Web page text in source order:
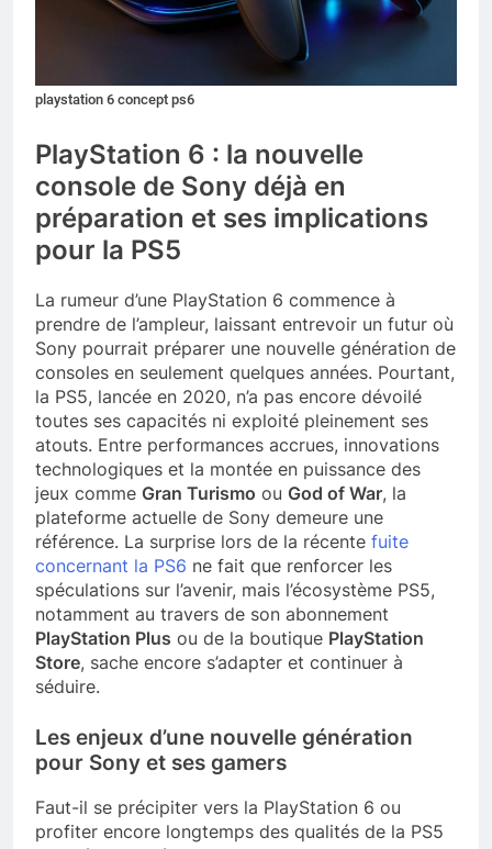
playstation 6 concept ps6
PlayStation 6 : la nouvelle
console de Sony déjà en
préparation et ses implications
pour la PS5
La rumeur d’une PlayStation 6 commence à
prendre de l’ampleur, laissant entrevoir un futur où
Sony pourrait préparer une nouvelle génération de
consoles en seulement quelques années. Pourtant,
la PS5, lancée en 2020, n’a pas encore dévoilé
toutes ses capacités ni exploité pleinement ses
atouts. Entre performances accrues, innovations
technologiques et la montée en puissance des
jeux comme Gran Turismo ou God of War, la
plateforme actuelle de Sony demeure une
référence. La surprise lors de la récente fuite
concernant la PS6 ne fait que renforcer les
spéculations sur l’avenir, mais l’écosystème PS5,
notamment au travers de son abonnement
PlayStation Plus ou de la boutique PlayStation
Store, sache encore s’adapter et continuer à
séduire.
Les enjeux d’une nouvelle génération
pour Sony et ses gamers
Faut-il se précipiter vers la PlayStation 6 ou
profiter encore longtemps des qualités de la PS5